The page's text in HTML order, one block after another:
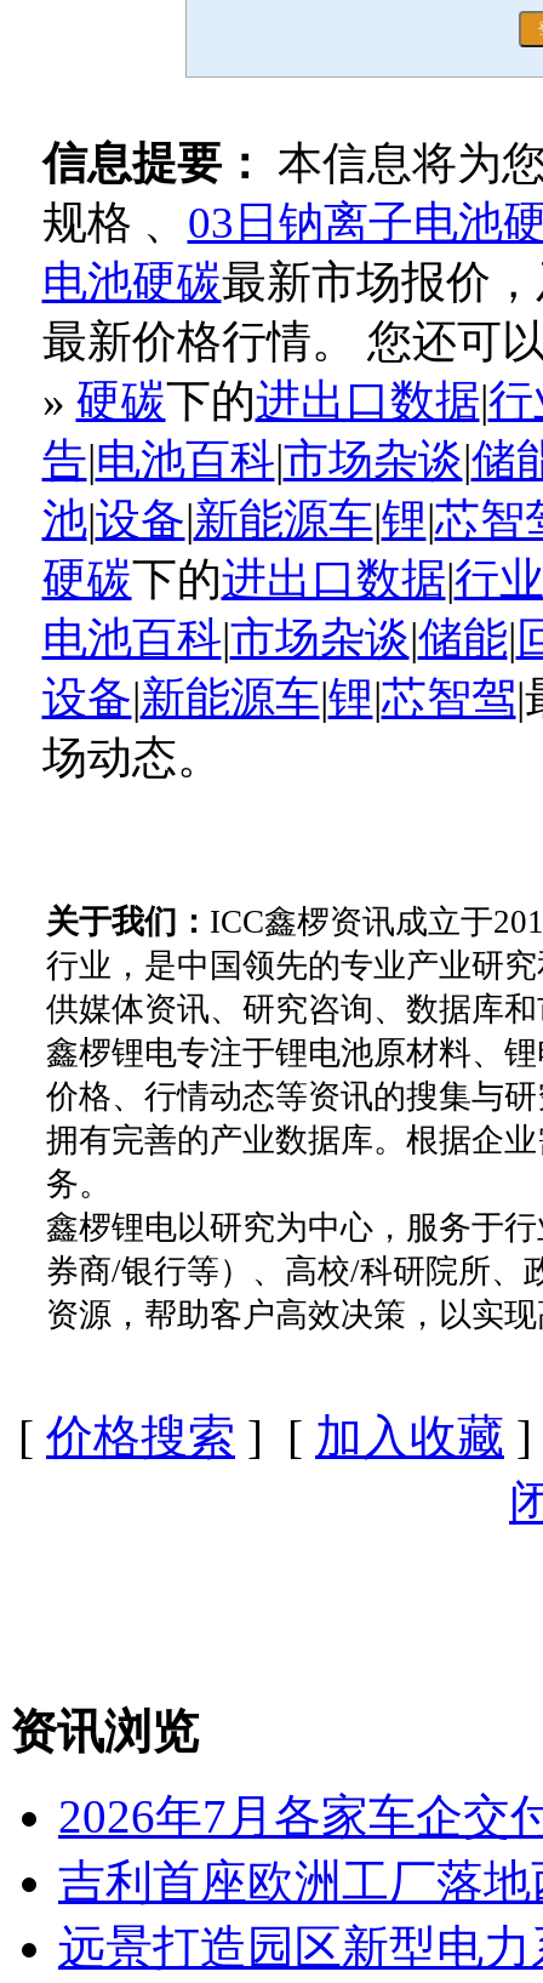
信息提要： 本信息将为
规格 、 03日钠离子电池
电池硬碳最新市场报价
最新价格行情。 您还可
» 硬碳下的进出口数据|行
告|电池百科|市场杂谈|储
池|设备|新能源车|锂|芯智
硬碳下的进出口数据|行
电池百科|市场杂谈|储能|
设备|新能源车|锂|芯智驾|
场动态。
关于我们： ICC鑫椤资讯成立于
行业，是中国领先的专业产业研
供媒体资讯、研究咨询、数据库
鑫椤锂电专注于锂电池原材料、
价格、行情动态等资讯的搜集与
拥有完善的产业数据库。根据企
务。
鑫椤锂电以研究为中心，服务于
券商/银行等）、高校/科研院所、
资源，帮助客户高效决策，以实
[ 价格搜索 ] [ 加入收藏
资讯浏览
2026年7月各家车企交
吉利首座欧洲工厂落
远景打造园区新型电